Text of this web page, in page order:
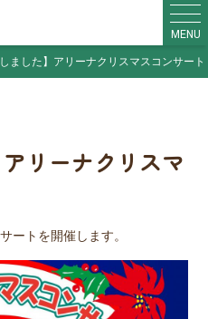
MENU
しました】アリーナクリスマスコンサート
アリーナクリスマ
ートを開催します。